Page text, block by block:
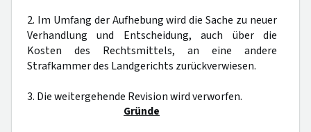
2. Im Umfang der Aufhebung wird die Sache zu neuer
Verhandlung und Entscheidung, auch über die
Kosten des Rechtsmittels, an eine andere
Strafkammer des Landgerichts zurückverwiesen.
3. Die weitergehende Revision wird verworfen.
Gründe